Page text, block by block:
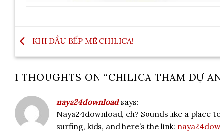
KHI ĐẦU BẾP MÊ CHILICA!
1 THOUGHTS ON “CHILICA THAM DỰ
naya24download says:
Naya24download, eh? Sounds like a place
surfing, kids, and here’s the link: